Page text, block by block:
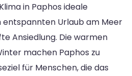
in Paphos ideale
entspannten Urlaub am Meer
Ansiedlung. Die warmen
machen Paphos zu
für Menschen, die das